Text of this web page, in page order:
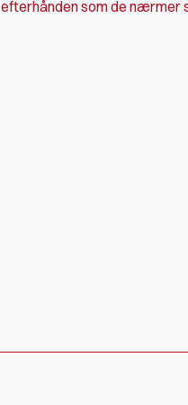
efterhånden som de nærmer